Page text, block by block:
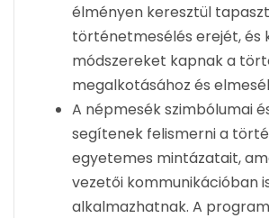
élményen keresztül
történetmesélés erejét, és
módszereket kapnak a
megalkotásához és
A népmesék szimbólumai
segítenek felismerni a
egyetemes mintázatait,
vezetői kommunikációban
alkalmazhatnak. A